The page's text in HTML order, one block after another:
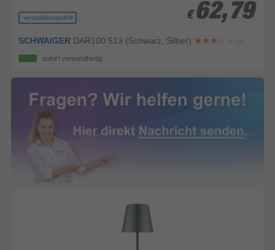
versandkostenfrei € 62,79
€ 62,79
SCHWAIGER DAR100 513 (Schwarz, Silber) (1)
sofort versandfertig